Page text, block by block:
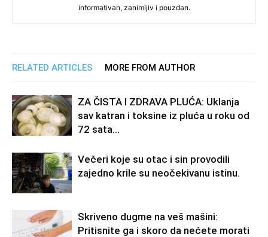
informativan, zanimljiv i pouzdan.
RELATED ARTICLES MORE FROM AUTHOR
ZA ČISTA I ZDRAVA PLUĆA: Uklanja
sav katran i toksine iz pluća u roku od
72 sata…
Večeri koje su otac i sin provodili
zajedno krile su neočekivanu istinu.
Skriveno dugme na veš mašini:
Pritisnite ga i skoro da nećete morati